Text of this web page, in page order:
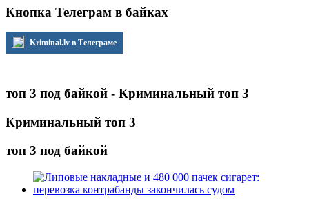
Кнопка Телеграм в байках
Kriminal.lv в Телеграме
топ 3 под байкой - Криминальный топ 3
Криминальный топ 3
топ 3 под байкой